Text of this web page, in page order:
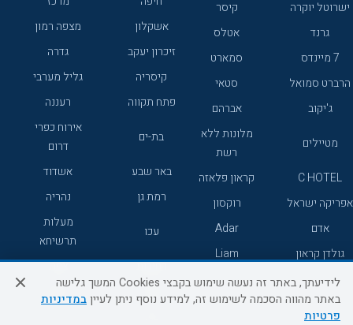
ישרוטל יוקרה
קיסר
גרנד
אטלס
7 מיינדס
סמארט
הרברט סמואל
סטאי
ג'יקוב
אברהם
מטיילים
מלונות ללא
רשת
C HOTEL
קראון פלאזה
אפריקה ישראל
רוקסון
אדם
Adar
גולדן קראון
Liam
אשקלון
מצפה רמון
זיכרון יעקב
גדרה
קיסריה
גליל מערבי
פתח תקווה
רעננה
בת-ים
אירוח כפרי
דרום
באר שבע
אשדוד
רמת גן
נהריה
עכו
מעלות
תרשיחא
רחובות
צפת
חדרה
דרום
לידיעתך, באתר זה נעשה שימוש בקבצי Cookies המשך גלישה
באתר מהווה הסכמה לשימוש זה, למידע נוסף ניתן לעייןבמדיניות
פרטיות